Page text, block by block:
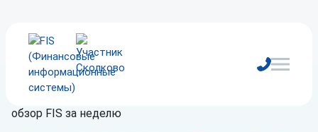
Блог
обзор FIS за неделю